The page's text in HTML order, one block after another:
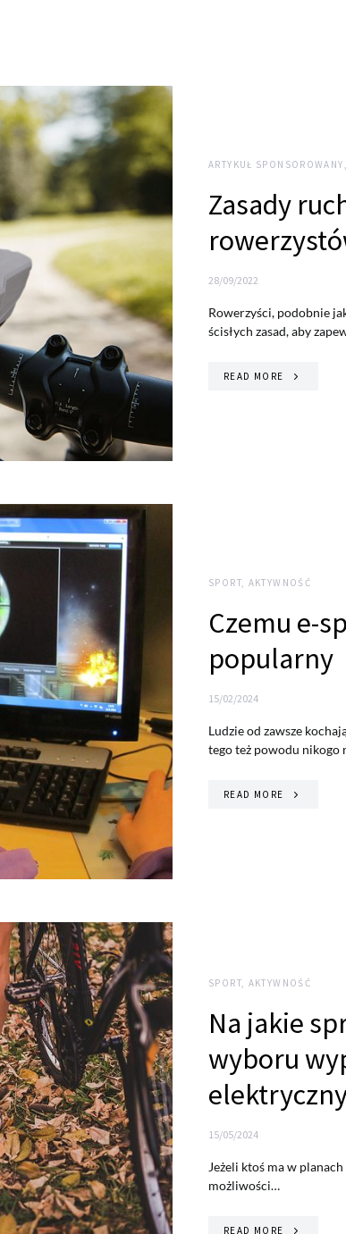
ARTYKUŁ SPONSOROWANY
Zasady
28/09/2022
Rowerzyści, podobnie
ścisłych zasad, aby
READ MORE
SPORT, AKTYWNOŚĆ
Czemu e-
popularny
15/02/2024
Ludzie od zawsze
tego też powodu nikogo
READ MORE
SPORT, AKTYWNOŚĆ
Na jakie
wyboru
15/05/2024
Jeżeli ktoś ma w
możliwości…
READ MORE